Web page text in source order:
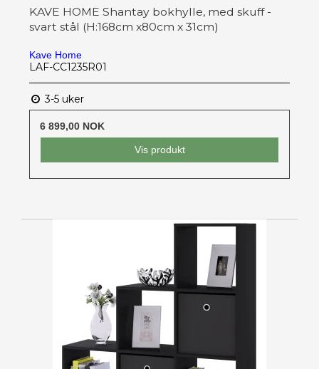
KAVE HOME Shantay bokhylle, med skuff -
svart stål (H:168cm x80cm x 31cm)
Kave Home
LAF-CC1235R01
3-5 uker
6 899,00 NOK
Vis produkt